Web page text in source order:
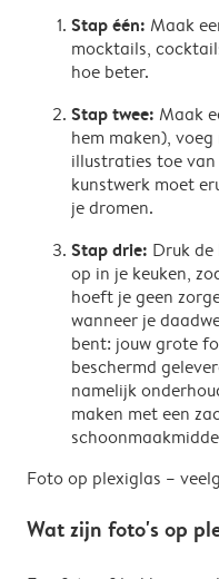
Stap één: Maak
mocktails,
hoe beter.
Stap twee: Maak
hem maken),
illustraties toe
kunstwerk moet
je dromen.
Stap drie: Druk
op in je keuken,
hoeft je geen
wanneer je
bent: jouw grote
beschermd
namelijk
maken met een
Foto op plexiglas –
Wat zijn foto's op